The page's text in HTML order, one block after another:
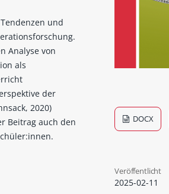
und
Analyse von
als
der
2020)
Beitrag auch den
DOCX
Veröffentlicht
2025-02-11